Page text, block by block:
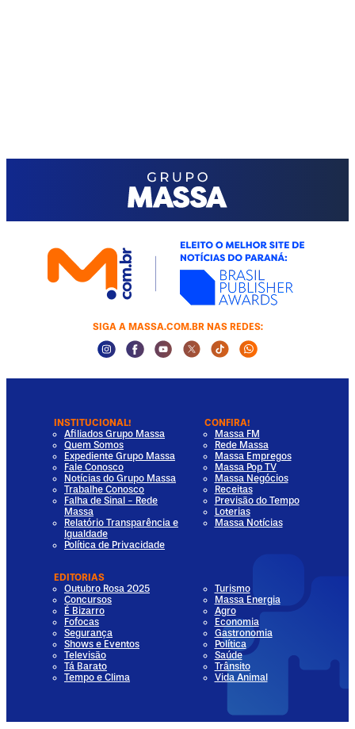
SIGA A MASSA.COM.BR NAS REDES:
Instagram Social Media
Facebook Social Media
Youtube Social Media
Twitter Social Media
Tiktok Social Media
Whatsapp
INSTITUCIONAL!
Afiliados Grupo Massa
Quem Somos
Expediente Grupo Massa
Fale Conosco
Notícias do Grupo Massa
Trabalhe Conosco
Falha de Sinal - Rede
Massa
Relatório Transparência e
Igualdade
Política de Privacidade
CONFIRA!
Massa FM
Rede Massa
Massa Empregos
Massa Pop TV
Massa Negócios
Receitas
Previsão do Tempo
Loterias
Massa Notícias
EDITORIAS
Outubro Rosa 2025
Concursos
É Bizarro
Fofocas
Segurança
Shows e Eventos
Televisão
Tá Barato
Tempo e Clima
Turismo
Massa Energia
Agro
Economia
Gastronomia
Política
Saúde
Trânsito
Vida Animal